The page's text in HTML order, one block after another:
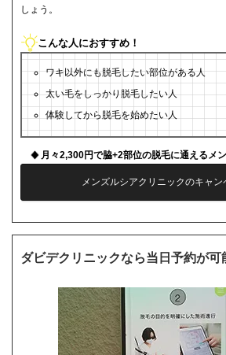
しょう。
こんな人におすすめ！
ワキ以外にも脱毛したい部位がある人
太い毛をしっかり脱毛したい人
体験してから脱毛を始めたい人
月々2,300円で脇+2部位の脱毛に通えるメ
メンズルシアクリニックのキャン
ダビデクリニックなら当日予約が可